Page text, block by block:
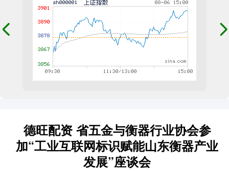
德旺配资 省五金与衡器行业协会参
加“工业互联网标识赋能山东衡器产业
发展”座谈会